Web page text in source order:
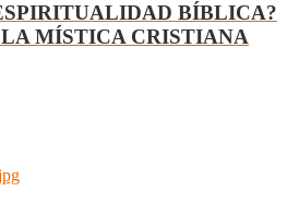
BÍBLICA?
MÍSTICA CRISTIANA